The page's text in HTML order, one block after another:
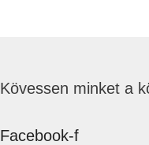
Kövessen minket a
Facebook-f